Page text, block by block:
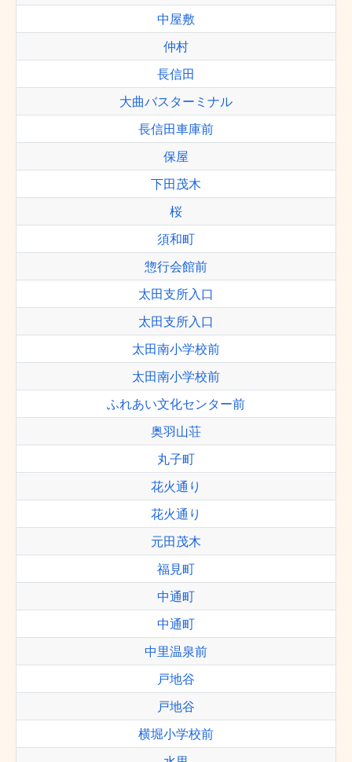
中屋敷
仲村
長信田
大曲バスターミナル
長信田車庫前
保屋
下田茂木
桜
須和町
惣行会館前
太田支所入口
太田支所入口
太田南小学校前
太田南小学校前
ふれあい文化センター前
奥羽山荘
丸子町
花火通り
花火通り
元田茂木
福見町
中通町
中通町
中里温泉前
戸地谷
戸地谷
横堀小学校前